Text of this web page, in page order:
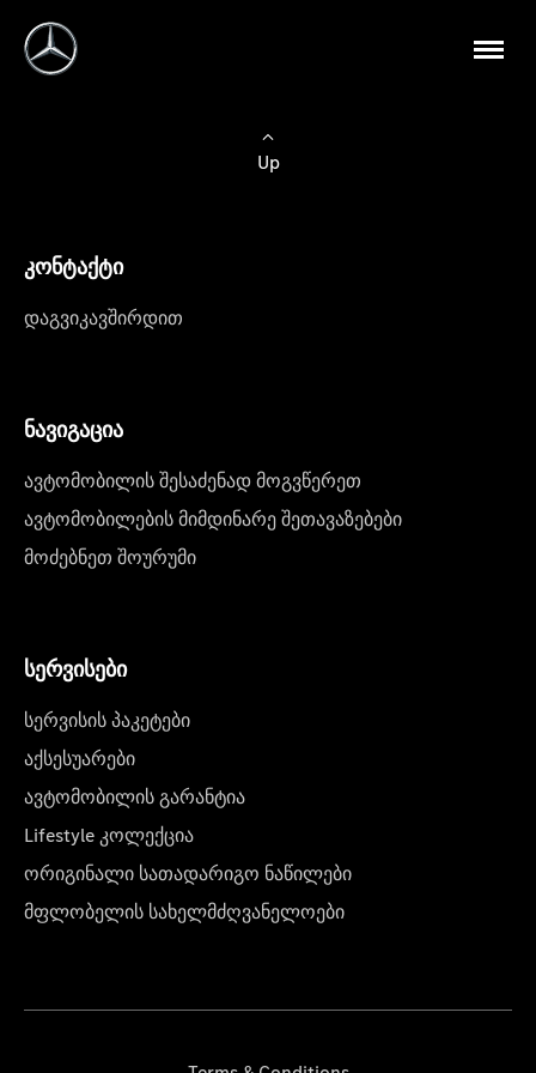
Up
კონტაქტი
დაგვიკავშირდით
ნავიგაცია
ავტომობილის შესაძენად მოგვწერეთ
ავტომობილების მიმდინარე შეთავაზებები
მოძებნეთ შოურუმი
სერვისები
სერვისის პაკეტები
აქსესუარები
ავტომობილის გარანტია
Lifestyle კოლექცია
ორიგინალი სათადარიგო ნაწილები
მფლობელის სახელმძღვანელოები